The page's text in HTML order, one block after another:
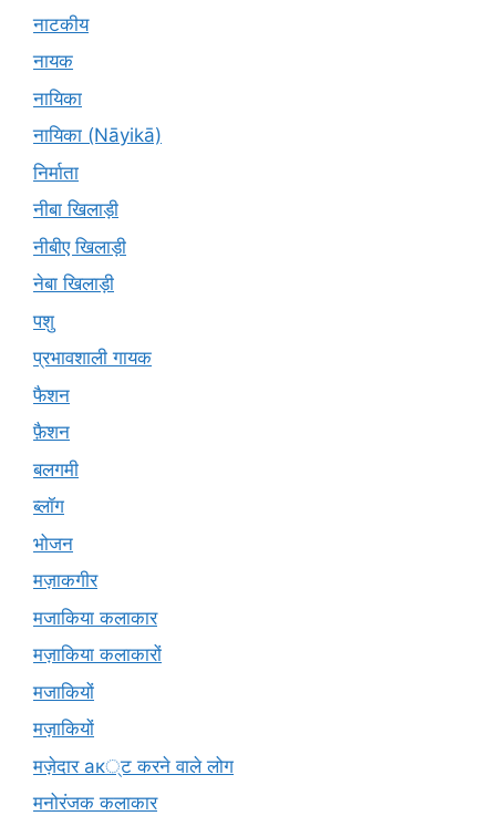
नाटकीय
नायक
नायिका
नायिका (Nāyikā)
निर्माता
नीबा खिलाड़ी
नीबीए खिलाड़ी
नेबा खिलाड़ी
पशु
प्रभावशाली गायक
फैशन
फ़ैशन
बलगमी
ब्लॉग
भोजन
मज़ाकगीर
मजाकिया कलाकार
मज़ाकिया कलाकारों
मजाकियों
मज़ाकियों
मज़ेदार ак्ट करने वाले लोग
मनोरंजक कलाकार